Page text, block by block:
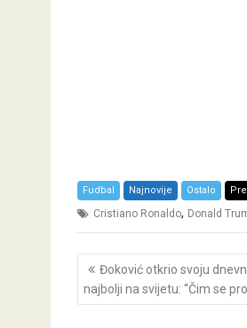
Fudbal Najnovije Ostalo
Cristiano Ronaldo, Donald
Post
navigation
Đoković otkrio svoju
najbolji na svijetu: “Čim se